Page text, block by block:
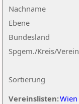
Nachname
Ebene
Sortierung
Bundesland
Spgem./Kreis/Verein
Vereinslisten:Wien